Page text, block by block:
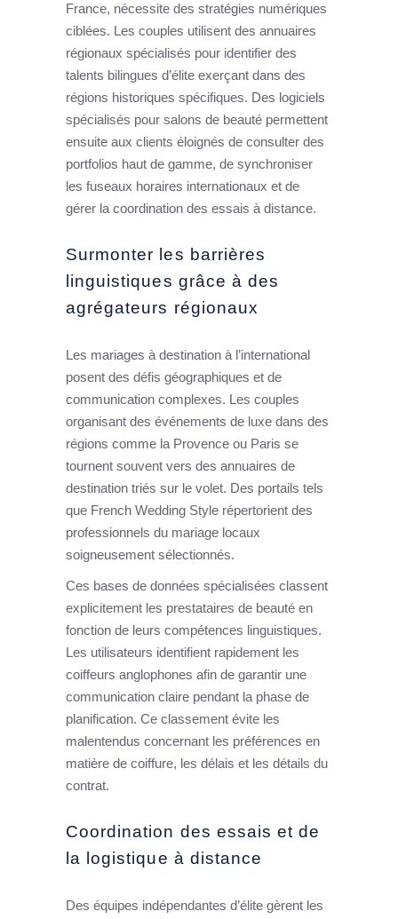
France, nécessite des stratégies numériques
ciblées. Les couples utilisent des annuaires
régionaux spécialisés pour identifier des
talents bilingues d’élite exerçant dans des
régions historiques spécifiques. Des logiciels
spécialisés pour salons de beauté permettent
ensuite aux clients éloignés de consulter des
portfolios haut de gamme, de synchroniser
les fuseaux horaires internationaux et de
gérer la coordination des essais à distance.
Surmonter les barrières
linguistiques grâce à des
agrégateurs régionaux
Les mariages à destination à l’international
posent des défis géographiques et de
communication complexes. Les couples
organisant des événements de luxe dans des
régions comme la Provence ou Paris se
tournent souvent vers des annuaires de
destination triés sur le volet. Des portails tels
que French Wedding Style répertorient des
professionnels du mariage locaux
soigneusement sélectionnés.
Ces bases de données spécialisées classent
explicitement les prestataires de beauté en
fonction de leurs compétences linguistiques.
Les utilisateurs identifient rapidement les
coiffeurs anglophones afin de garantir une
communication claire pendant la phase de
planification. Ce classement évite les
malentendus concernant les préférences en
matière de coiffure, les délais et les détails du
contrat.
Coordination des essais et de
la logistique à distance
Des équipes indépendantes d’élite gèrent les